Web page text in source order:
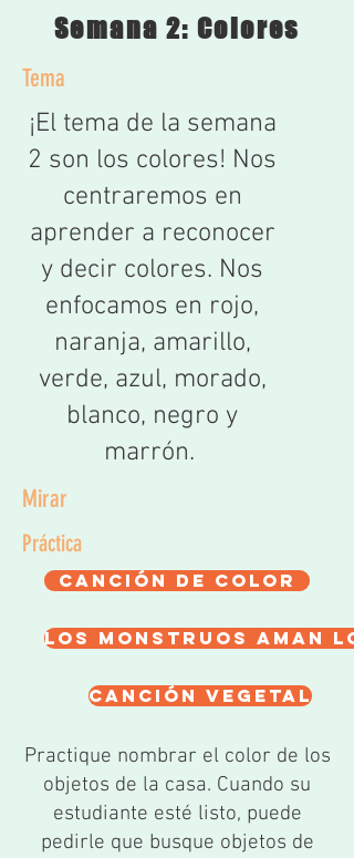
Semana 2: Colores
Tema
¡El tema de la semana
2 son los colores! Nos
centraremos en
aprender a reconocer
y decir colores. Nos
enfocamos en rojo,
naranja, amarillo,
verde, azul, morado,
blanco, negro y
marrón.
Mirar
Práctica
Canción de color
Los monstruos aman
Canción vegetal
Practique nombrar el color de los
objetos de la casa. Cuando su
estudiante esté listo, puede
pedirle que busque objetos de